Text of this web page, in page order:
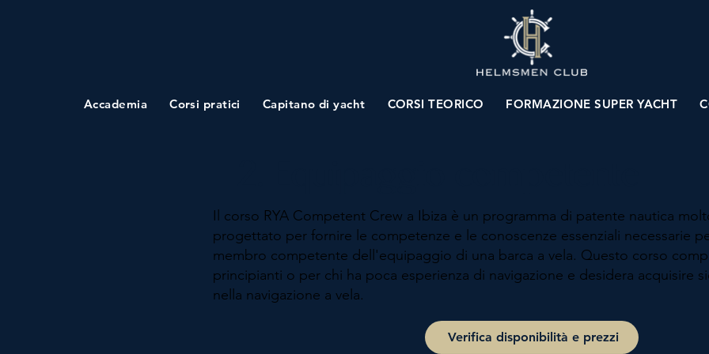
Accademia Corsi pratici Capitano di yacht CORSI TEORICO FORMAZIONE SUPER YACHT
Il corso RYA Competent Crew a Ibiza è un programma di patente nautica
progettato per fornire le competenze e le conoscenze essenziali necessarie
membro competente dell'equipaggio di una barca a vela. Questo corso
principianti o per chi ha poca esperienza di navigazione e desidera acquisire
nella navigazione a vela.
Verifica disponibilità e prezzi